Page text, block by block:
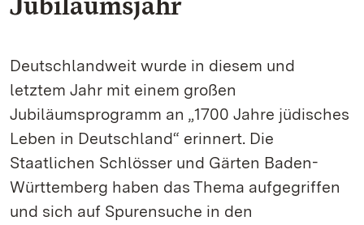
Deutschlandweit wurde in diesem und
letztem Jahr mit einem großen
Jubiläumsprogramm an „1700 Jahre jüdisches
Leben in Deutschland“ erinnert. Die
Staatlichen Schlösser und Gärten Baden-
Württemberg haben das Thema aufgegriffen
und sich auf Spurensuche in den